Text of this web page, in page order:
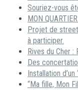
Souriez-vous
MON
Projet de
à participer.
Rives du Cher
Des
Installation
“Ma fille, Mon